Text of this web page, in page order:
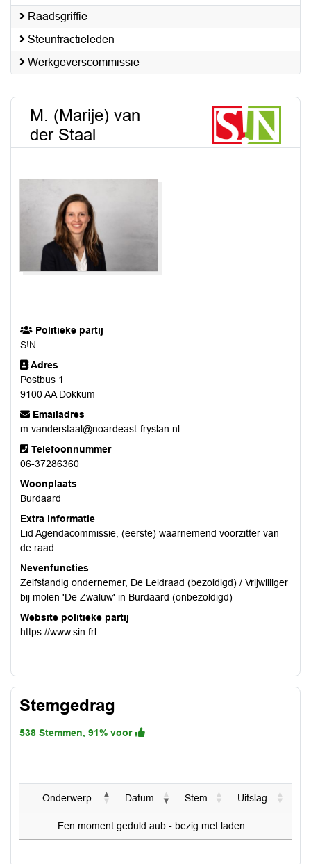
Raadsgriffie
Steunfractieleden
Werkgeverscommissie
M. (Marije) van
der Staal
Politieke partij
S!N
Adres
Postbus 1
9100 AA Dokkum
Emailadres
m.vanderstaal@noardeast-fryslan.nl
Telefoonnummer
06-37286360
Woonplaats
Burdaard
Extra informatie
Lid Agendacommissie, (eerste) waarnemend voorzitter van
de raad
Nevenfuncties
Zelfstandig ondernemer, De Leidraad (bezoldigd) / Vrijwilliger
bij molen 'De Zwaluw' in Burdaard (onbezoldigd)
Website politieke partij
https://www.sin.frl
Stemgedrag
538 Stemmen, 91% voor
Onderwerp Datum Stem Uitslag
Een moment geduld aub - bezig met laden...